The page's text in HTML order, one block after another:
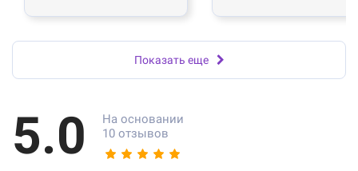
Показать еще
5.0
На основании
10 отзывов